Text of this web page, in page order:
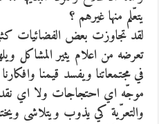
يتعّلم منها غيرهم ؟
لقد تجاوزت بعض الفضائيات
تعرضه من اعلام يثير المشاكل
في مجتمعاتنا ويفسد قيمنا
موجّه اي احتجاجات ولا اي
والتعرّية كي يذوب ويتلاشى